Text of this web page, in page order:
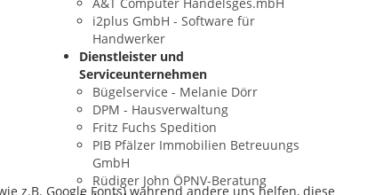
i2plus GmbH - Software für
Handwerker
Dienstleister und
Serviceunternehmen
Bügelservice - Melanie Dörr
DPM - Hausverwaltung
Fritz Fuchs Spedition
PIB Pfälzer Immobilien Betreuungs
GmbH
Rüdiger John ÖPNV-Beratung
z.B. Google Fonts) während andere uns helfen, diese